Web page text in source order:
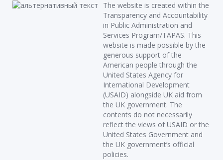
The website is created within the
Transparency and Accountability
in Public Administration and
Services Program/TAPAS. This
website is made possible by the
generous support of the
American people through the
United States Agency for
International Development
(USAID) alongside UK aid from
the UK government. The
contents do not necessarily
reflect the views of USAID or the
United States Government and
the UK government’s official
policies.